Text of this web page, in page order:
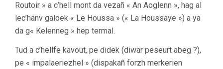
Routoir » a c’hell mont da vezañ « An Aoglenn », hag al
lec’hanv galoek « Le Houssa » (« La Houssaye ») a ya
da g« Kelenneg » hep termal.
Tud a c’hellfe kavout, pe didek (diwar peseurt abeg ?),
pe « impalaeriezhel » (dispakañ forzh merkerien